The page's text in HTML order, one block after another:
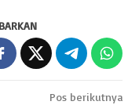
Pos berikutnya